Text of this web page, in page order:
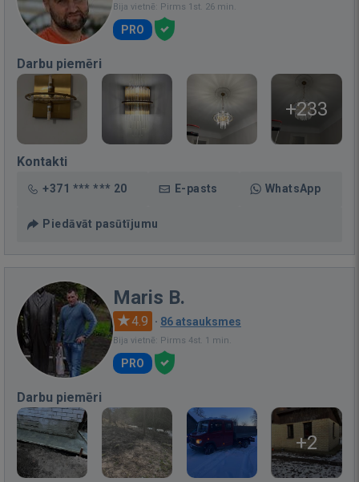
Bija vietnē: Pirms 1st. 26 min.
PRO
Darbu piemēri
+233
Kontakti
+371 *** *** 20 E-pasts WhatsApp
Piedāvāt pasūtījumu
Maris B.
4.9 · 86 atsauksmes
Bija vietnē: Pirms 4st. 1 min.
PRO
Darbu piemēri
+2